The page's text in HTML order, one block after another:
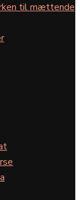
til mættende